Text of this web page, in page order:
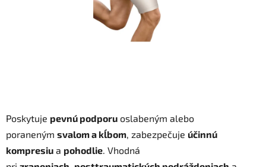
Poskytuje pevnú podporu oslabeným alebo
poraneným svalom a kĺbom, zabezpečuje účinnú
kompresiu a pohodlie. Vhodná